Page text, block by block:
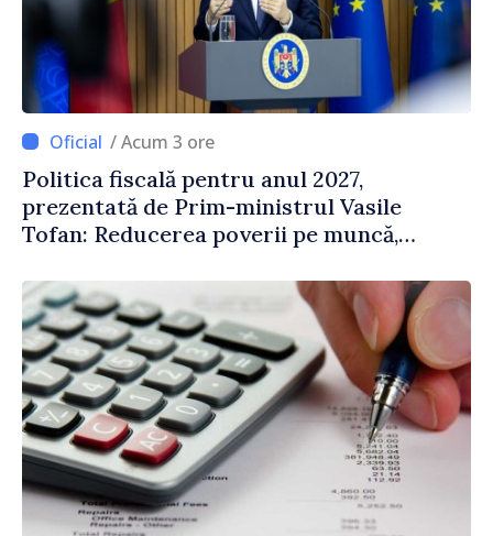
/ Acum 3 ore
Politica fiscală pentru anul 2027,
prezentată de Prim-ministrul Vasile
Tofan: Reducerea poverii pe muncă,
echitabilă